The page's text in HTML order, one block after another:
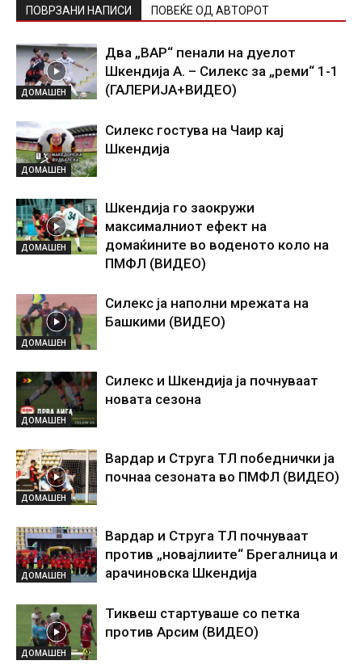
ПОВРЗАНИ НАПИСИ ПОВЕЌЕ ОД АВТОРОТ
ДОМАШЕН
Два „ВАР“ пенали на дуелот
Шкендија А. – Силекс за „реми“ 1-1
(ГАЛЕРИЈА+ВИДЕО)
ДОМАШЕН
Силекс гостува на Чаир кај
Шкендија
ДОМАШЕН
Шкендија го заокружи
максималниот ефект на
домаќините во воденото коло на
ПМФЛ (ВИДЕО)
ДОМАШЕН
Силекс ја наполни мрежата на
Башкими (ВИДЕО)
ДОМАШЕН
Силекс и Шкендија ја почнуваат
новата сезона
ДОМАШЕН
Вардар и Струга ТЛ победнички ја
почнаа сезоната во ПМФЛ (ВИДЕО)
ДОМАШЕН
Вардар и Струга ТЛ почнуваат
против „новајлиите“ Брегалница и
арачиновска Шкендија
ДОМАШЕН
Тиквеш стартуваше со петка
против Арсим (ВИДЕО)